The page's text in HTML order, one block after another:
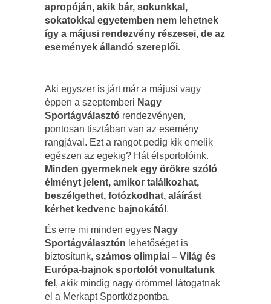
apropóján, akik bár, sokunkkal,
sokatokkal egyetemben nem lehetnek
így a májusi rendezvény részesei, de az
események állandó szereplői.
Aki egyszer is járt már a májusi vagy
éppen a szeptemberi Nagy
Sportágválasztó rendezvényen,
pontosan tisztában van az esemény
rangjával. Ezt a rangot pedig kik emelik
egészen az egekig? Hát élsportolóink.
Minden gyermeknek egy örökre szóló
élményt jelent, amikor találkozhat,
beszélgethet, fotózkodhat, aláírást
kérhet kedvenc bajnokától .
És erre mi minden egyes Nagy
Sportágválasztón lehetőséget is
biztosítunk, számos olimpiai – Világ és
Európa-bajnok sportolót vonultatunk
fel , akik mindig nagy örömmel látogatnak
el a Merkapt Sportközpontba.